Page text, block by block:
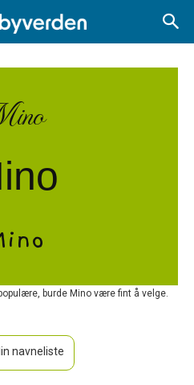
burde Mino være fint å velge.
navneliste